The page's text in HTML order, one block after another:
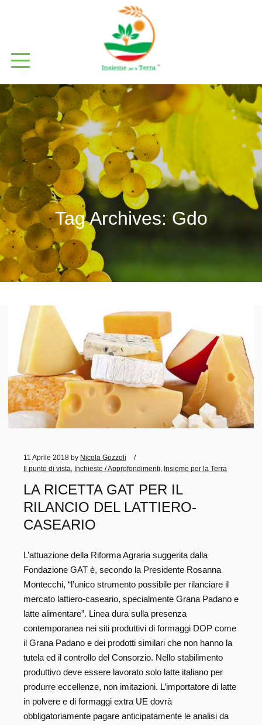
Tag Archives: Gdo
11 Aprile 2018 by Nicola Gozzoli
Il punto di vista
Inchieste / Approfondimenti Insieme per la Terra
LA RICETTA GAT PER IL
RILANCIO DEL LATTIERO-
CASEARIO
L’attuazione della Riforma Agraria suggerita dalla
Fondazione GAT è, secondo la Presidente Rosanna
Montecchi, “l’unico strumento possibile per rilanciare il
mercato lattiero-caseario, specialmente Grana Padano e
latte alimentare”. Linea dura sulla presenza
contemporanea nei siti produttivi di formaggi DOP come
il Grana Padano e dei prodotti similari che non hanno la
tutela ed il controllo del Consorzio. Nello stabilimento
produttivo deve essere lavorato solo latte italiano per
produrre eccellenze, non imitazioni. L’importatore di latte
in polvere e di formaggi extra UE dovrà
obbligatoriamente pagare anticipatamente le analisi da